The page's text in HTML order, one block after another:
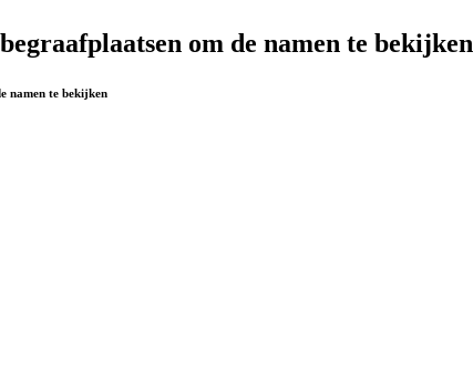
om de namen te bekijken
namen te bekijken